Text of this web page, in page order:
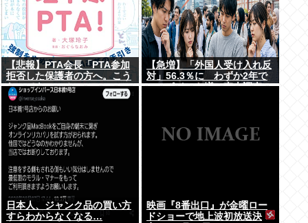
【悲報】PTA会長「PTA参加
拒否した保護者の方へ。こう
なってもいい？」
【急増】「外国人受け入れ反
対」56.3％に わずか2年で
20.7ポイント増、東大調査
日本人、ジャンク品の買い方
すらわからなくなる…
映画『8番出口』が金曜ロー
ドショーで地上波初放送決